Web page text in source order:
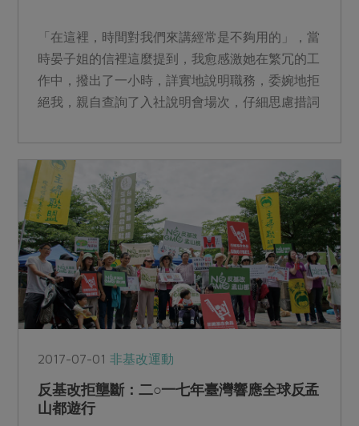
「在這裡，時間對我們來講經常是不夠用的」，當
時晏子姐的信裡這麼提到，我愈感激她在繁冗的工
作中，撥出了一小時，詳實地說明職務，委婉地拒
絕我，親自查詢了入社說明會場次，仔細思慮措詞
2017-07-01非基改運動
反基改拒壟斷：二○一七年臺灣響應全球反孟
山都遊行